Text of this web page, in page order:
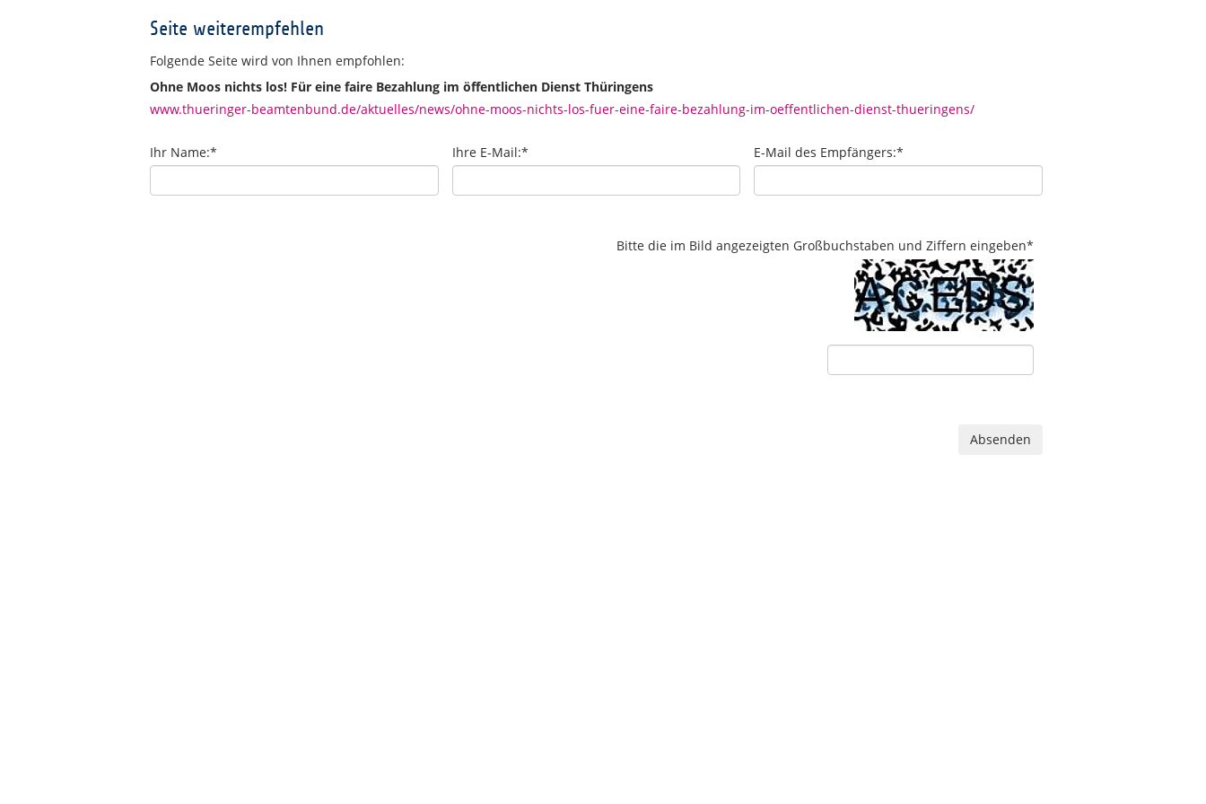
Seite weiterempfehlen
Folgende Seite wird von Ihnen empfohlen:
Ohne Moos nichts los! Für eine faire Bezahlung im öffentlichen Dienst Thüringens
www.thueringer-beamtenbund.de/aktuelles/news/ohne-moos-nichts-los-fuer-eine-faire-bezahlung-im-oeffentlichen-dienst-thueringens/
Ihr Name:* Ihre E-Mail:* E-Mail des Empfängers:*
Bitte die im Bild angezeigten Großbuchstaben und Ziffern eingeben*
Absenden